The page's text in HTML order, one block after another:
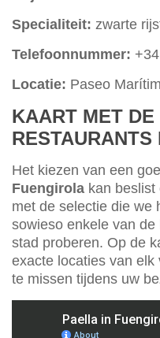
Specialiteit: zwarte
Telefoonnummer:
Locatie: Paseo
KAART MET DE
Het kiezen van een
Fuengirola kan beslist
met de selectie die we
sowieso enkele van
stad proberen. Op de
exacte locaties van
te missen tijdens uw